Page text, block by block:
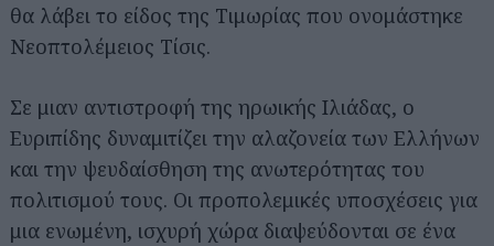
θα λάβει το είδος της Τιμωρίας που ονομάστηκε
Νεοπτολέμειος Τίσις.
Σε μιαν αντιστροφή της ηρωικής Ιλιάδας, ο
Ευριπίδης δυναμιτίζει την αλαζονεία των Ελλήνων
και την ψευδαίσθηση της ανωτερότητας του
πολιτισμού τους. Οι προπολεμικές υποσχέσεις για
μια ενωμένη, ισχυρή χώρα διαψεύδονται σε ένα